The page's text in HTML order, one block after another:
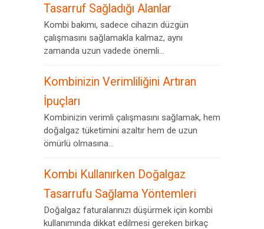
Tasarruf Sağladığı Alanlar
Kombi bakımı, sadece cihazın düzgün
çalışmasını sağlamakla kalmaz, aynı
zamanda uzun vadede önemli...
Kombinizin Verimliliğini Artıran
İpuçları
Kombinizin verimli çalışmasını sağlamak, hem
doğalgaz tüketimini azaltır hem de uzun
ömürlü olmasına...
Kombi Kullanırken Doğalgaz
Tasarrufu Sağlama Yöntemleri
Doğalgaz faturalarınızı düşürmek için kombi
kullanımında dikkat edilmesi gereken birkaç